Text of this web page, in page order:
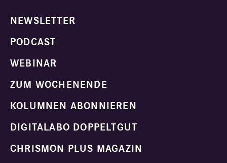
NEWSLETTER
PODCAST
WEBINAR
ZUM WOCHENENDE
KOLUMNEN ABONNIEREN
DIGITALABO DOPPELTGUT
CHRISMON PLUS MAGAZIN